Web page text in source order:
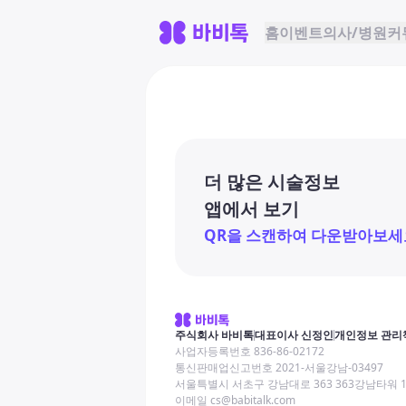
홈이벤트의사/병원커
더 많은 시술정보
앱에서 보기
QR을 스캔하여 다운받아보세
주식회사 바비톡대표이사 신정인개인정보 관리
사업자등록번호 836-86-02172
통신판매업신고번호 2021-서울강남-03497
서울특별시 서초구 강남대로 363 363강남타워
이메일 cs@babitalk.com